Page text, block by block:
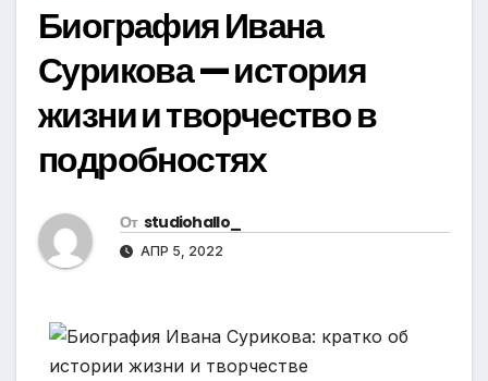
Биография Ивана
Сурикова — история
жизни и творчество в
подробностях
От studiohallo_
АПР 5, 2022